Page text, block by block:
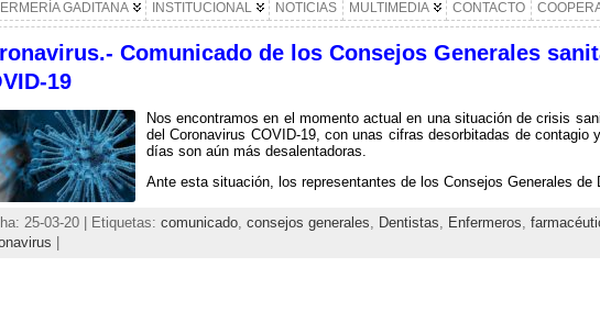
GADITANA INSTITUCIONAL NOTICIAS MULTIMEDIA CONTACTO
Comunicado de los Consejos Generales
19
Nos encontramos en el momento actual en una situación de crisis
del Coronavirus COVID-19, con unas cifras desorbitadas de
días son aún más desalentadoras.
Ante esta situación, los representantes de los Consejos Generales
25-03-20 | Etiquetas: comunicado, consejos generales Dentistas Enfermeros